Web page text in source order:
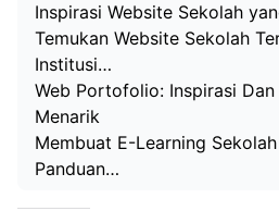
Inspirasi Website Sekolah
Temukan Website Sekolah
Institusi…
Web Portofolio: Inspirasi
Menarik
Membuat E-Learning
Panduan…